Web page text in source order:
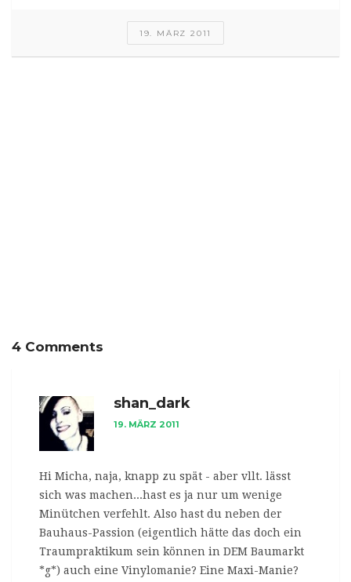
19. MÄRZ 2011
4 Comments
shan_dark
19. MÄRZ 2011
Hi Micha, naja, knapp zu spät - aber vllt. lässt
sich was machen...hast es ja nur um wenige
Minütchen verfehlt. Also hast du neben der
Bauhaus-Passion (eigentlich hätte das doch ein
Traumpraktikum sein können in DEM Baumarkt
*g*) auch eine Vinylomanie? Eine Maxi-Manie?